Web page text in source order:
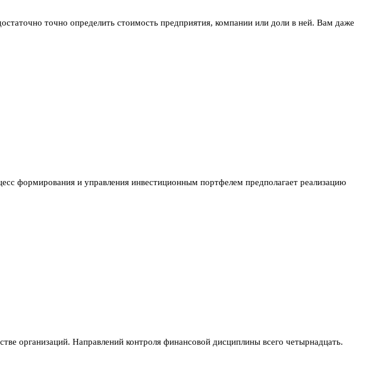
точно определить стоимость предприятия, компании или доли в ней. Вам даже
формирования и управления инвестиционным портфелем предполагает реализацию
организаций. Направлений контроля финансовой дисциплины всего четырнадцать.